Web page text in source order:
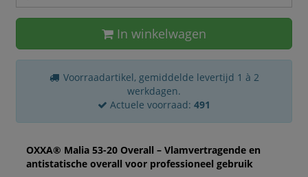
In winkelwagen
Voorraadartikel, gemiddelde levertijd 1 à 2
werkdagen.
Actuele voorraad: 491
OXXA® Malia 53-20 Overall – Vlamvertragende en
antistatische overall voor professioneel gebruik